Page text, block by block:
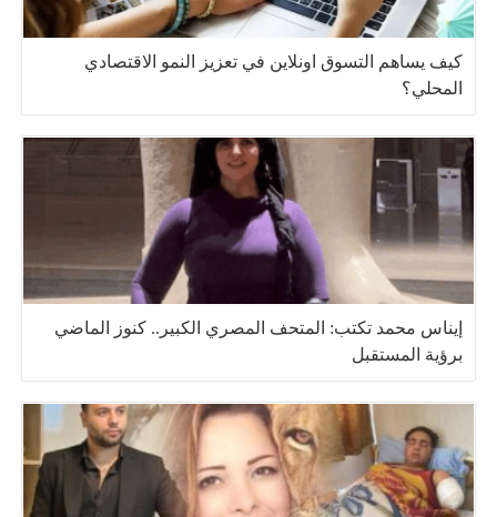
كيف يساهم التسوق اونلاين في تعزيز النمو الاقتصادي
المحلي؟
إيناس محمد تكتب: المتحف المصري الكبير.. كنوز الماضي
برؤية المستقبل